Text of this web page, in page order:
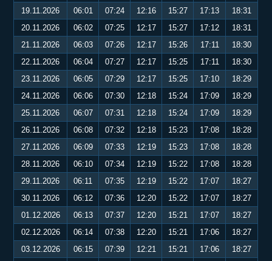
19.11.2026
06:01 07:24 12:16 15:27 17:13
18:31
20.11.2026
06:02 07:25 12:17 15:27 17:12
18:31
21.11.2026
06:03 07:26 12:17 15:26 17:11
18:30
22.11.2026
06:04 07:27 12:17 15:25 17:11
18:30
23.11.2026
06:05 07:29 12:17 15:25 17:10
18:29
24.11.2026
06:06 07:30 12:18 15:24 17:09
18:29
25.11.2026
06:07 07:31 12:18 15:24 17:09
18:29
26.11.2026
06:08 07:32 12:18 15:23 17:08
18:28
27.11.2026
06:09 07:33 12:19 15:23 17:08
18:28
28.11.2026
06:10 07:34 12:19 15:22 17:08
18:28
29.11.2026
06:11 07:35 12:19 15:22 17:07
18:27
30.11.2026
06:12 07:36 12:20 15:22 17:07
18:27
01.12.2026
06:13 07:37 12:20 15:21 17:07
18:27
02.12.2026
06:14 07:38 12:20 15:21 17:06
18:27
03.12.2026
06:15 07:39 12:21 15:21 17:06 18:27